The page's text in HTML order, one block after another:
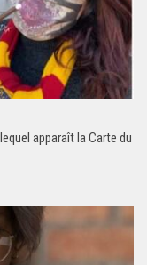
apparaît la Carte du